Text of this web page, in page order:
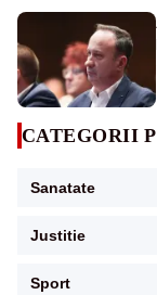
CATEGORII
Sanatate
Justitie
Sport